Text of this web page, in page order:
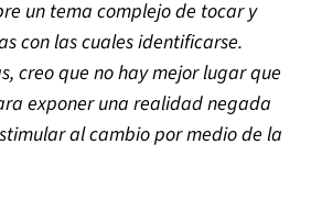
un tema complejo de tocar y
con las cuales identificarse.
creo que no hay mejor lugar que
exponer una realidad negada
al cambio por medio de la